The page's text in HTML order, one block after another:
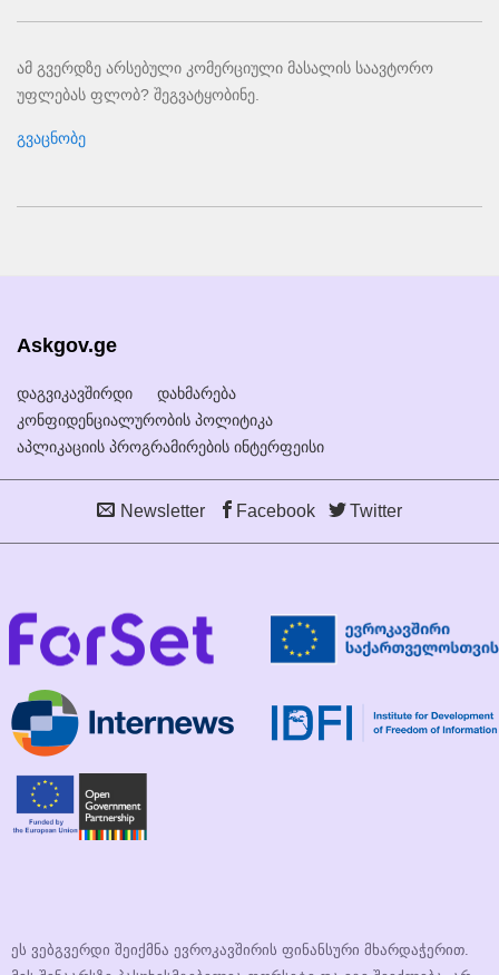
ამ გვერდზე არსებული კომერციული მასალის საავტორო
უფლებას ფლობ? შეგვატყობინე.
გვაცნობე
Askgov.ge
დაგვიკავშირდი
დახმარება
კონფიდენციალურობის პოლიტიკა
აპლიკაციის პროგრამირების ინტერფეისი
Newsletter Facebook Twitter
ეს ვებგვერდი შეიქმნა ევროკავშირის ფინანსური მხარდაჭერით.